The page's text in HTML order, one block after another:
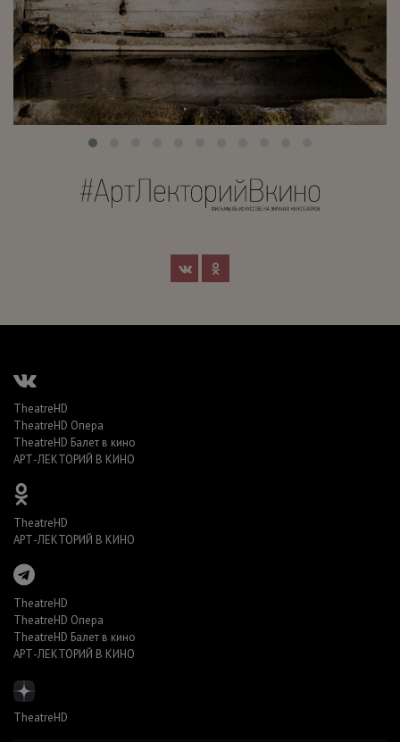
TheatreHD
TheatreHD Опера
TheatreHD Балет в кино
АРТ-ЛЕКТОРИЙ В КИНО
TheatreHD
АРТ-ЛЕКТОРИЙ В КИНО
TheatreHD
TheatreHD Опера
TheatreHD Балет в кино
АРТ-ЛЕКТОРИЙ В КИНО
TheatreHD